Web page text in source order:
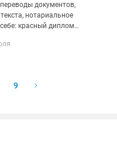
документов,
нотариальное
красный диплом
подтвердила
9